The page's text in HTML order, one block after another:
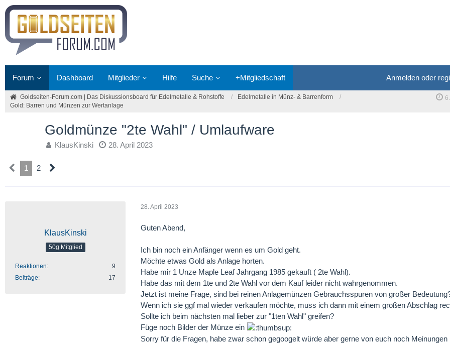
Forum Dashboard Mitglieder Hilfe Suche +Mitgliedschaft Anmelden oder
Goldseiten-Forum.com | Das Diskussionsboard für Edelmetalle & Rohstoffe
Edelmetalle in Münz- & Barrenform
Gold: Barren und Münzen zur Wertanlage
Goldmünze "2te Wahl" / Umlaufware
KlausKinski 28. April 2023
1 2
KlausKinski
50g Mitglied
Reaktionen
9
Beiträge
17
28. April 2023
Guten Abend,
Ich bin noch ein Anfänger wenn es um Gold geht.
Möchte etwas Gold als Anlage horten.
Habe mir 1 Unze Maple Leaf Jahrgang 1985 gekauft ( 2te Wahl).
Habe das mit dem 1te und 2te Wahl vor dem Kauf leider nicht wahrgenommen.
Jetzt ist meine Frage, sind bei reinen Anlagemünzen Gebrauchsspuren von großer
Wenn ich sie ggf mal wieder verkaufen möchte, muss ich dann mit einem großen Abschlag
Sollte ich beim nächsten mal lieber zur "1ten Wahl" greifen?
Füge noch Bilder der Münze ein
Sorry für die Fragen, habe zwar schon gegoogelt würde aber gerne von euch noch Meinungen